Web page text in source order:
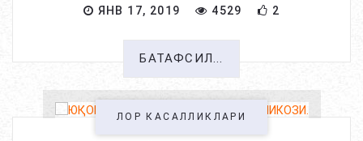
ЯНВ 17, 2019 4529 2
БАТАФСИЛ...
ЛОР КАСАЛЛИКЛАРИ